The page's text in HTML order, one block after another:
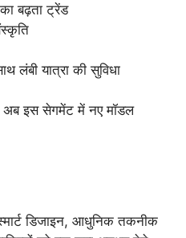
बढ़ता ट्रेंड
लंबी यात्रा की सुविधा
इस सेगमेंट में नए मॉडल
डिजाइन, आधुनिक तकनीक